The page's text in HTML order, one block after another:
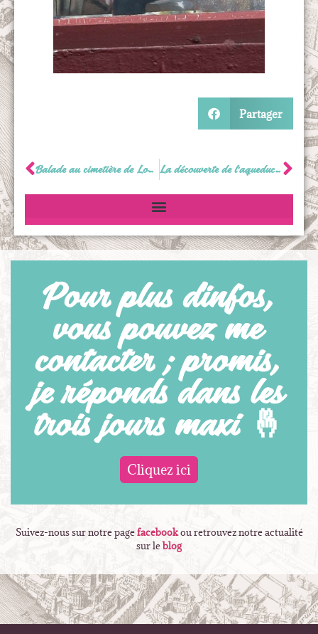
Partager
Balade au cimetière de Loyasse La découverte de l’aqueduc romain du Gier : Le Plat de l’Air à Chaponost
Pour plus d'infos,
vous pouvez me
contacter ; promis,
je réponds dans les
trois jours maxi 🤞
Cliquez ici
Suivez-nous sur notre pagefacebookou retrouvez notre actualité
sur leblog